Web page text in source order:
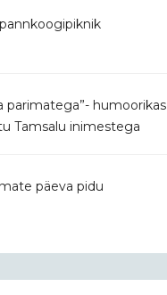
parimatega”- humoorikas
Tamsalu inimestega
päeva pidu